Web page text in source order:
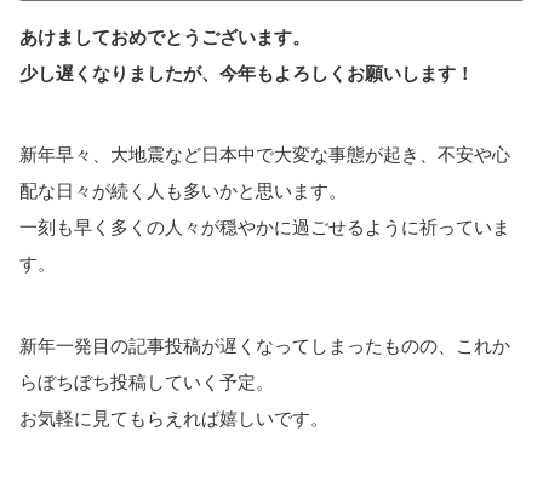
あけましておめでとうございます。
少し遅くなりましたが、今年もよろしくお願いします！
新年早々、大地震など日本中で大変な事態が起き、不安や心
配な日々が続く人も多いかと思います。
一刻も早く多くの人々が穏やかに過ごせるように祈っていま
す。
新年一発目の記事投稿が遅くなってしまったものの、これか
らぼちぼち投稿していく予定。
お気軽に見てもらえれば嬉しいです。